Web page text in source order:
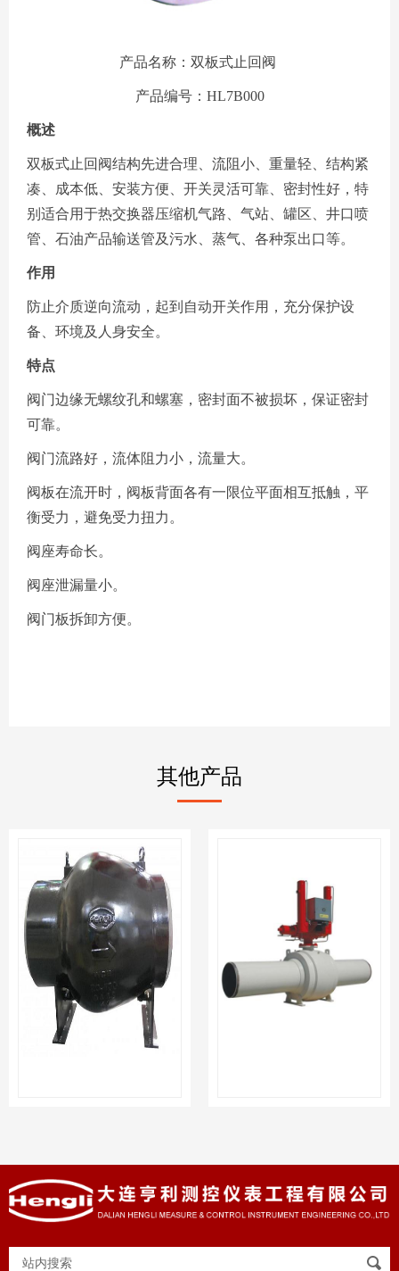
产品名称：双板式止回阀
产品编号：HL7B000
概述
双板式止回阀结构先进合理、流阻小、重量轻、结构紧
凑、成本低、安装方便、开关灵活可靠、密封性好，特
别适合用于热交换器压缩机气路、气站、罐区、井口喷
管、石油产品输送管及污水、蒸气、各种泵出口等。
作用
防止介质逆向流动，起到自动开关作用，充分保护设
备、环境及人身安全。
特点
阀门边缘无螺纹孔和螺塞，密封面不被损坏，保证密封
可靠。
阀门流路好，流体阻力小，流量大。
阀板在流开时，阀板背面各有一限位平面相互抵触，平
衡受力，避免受力扭力。
阀座寿命长。
阀座泄漏量小。
阀门板拆卸方便。
其他产品